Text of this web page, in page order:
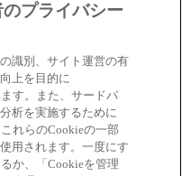
新
い
タ
ブ
で
新
い
タ
ブ
で
新
い
タ
ブ
で
シビリティーヘルプ通報窓口
audit corporation
Public Accountants Law and
of independent member
a private English
プライバシー
識別、サイト運営の有
上を目的に
す。また、サードパ
析を実施するために
れらのCookieの一部
用されます。一度にす
か、「Cookieを管理